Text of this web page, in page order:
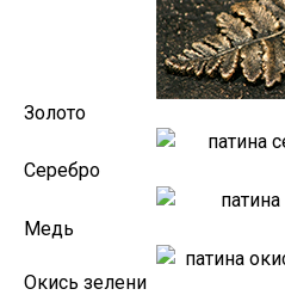
Золото
Серебро
Медь
Окись зелени